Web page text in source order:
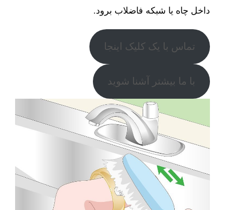
داخل چاه یا شبکه فاضلاب برود.
تماس با یک کلیک اینجا
با ما بیشتر آشنا شوید